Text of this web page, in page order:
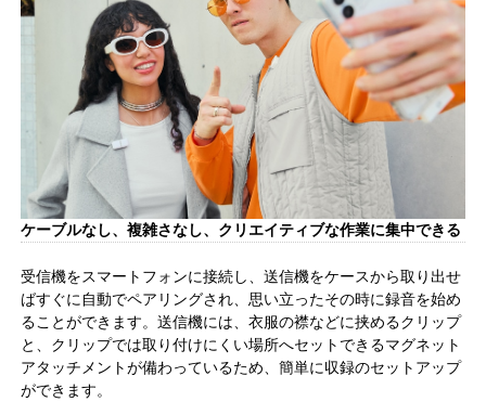
ケーブルなし、複雑さなし、クリエイティブな作業に集中できる
受信機をスマートフォンに接続し、送信機をケースから取り出せ
ばすぐに自動でペアリングされ、思い立ったその時に録音を始め
ることができます。送信機には、衣服の襟などに挟めるクリップ
と、クリップでは取り付けにくい場所へセットできるマグネット
アタッチメントが備わっているため、簡単に収録のセットアップ
ができます。